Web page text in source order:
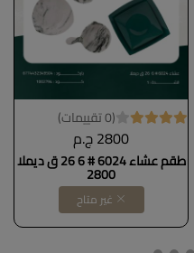
(0 تقييمات)
2800 ج.م
طقم عشاء 6024 # 6 26 ق ديملا
2800
غير متاح